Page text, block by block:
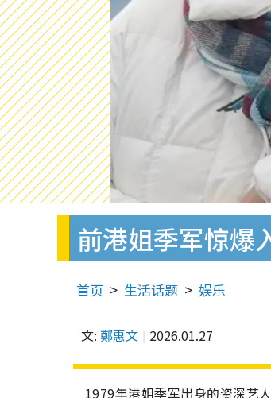
前港姐季军惊爆
首页 生活话题 娱乐
文: 鄭惠文 2026.01.27
1979年港姐季军出身的资深艺